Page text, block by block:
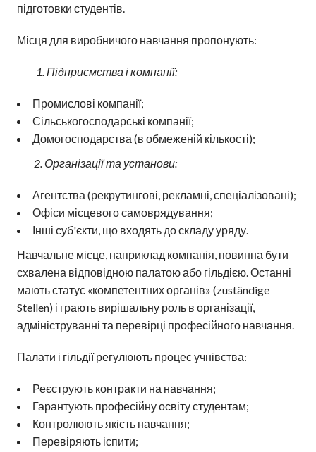
підготовки студентів.
Місця для виробничого навчання пропонують:
1. Підприємства і компанії:
Промислові компанії;
Сільськогосподарські компанії;
Домогосподарства (в обмеженій кількості);
2. Організації та установи:
Агентства (рекрутингові, рекламні, спеціалізовані);
Офіси місцевого самоврядування;
Інші суб'єкти, що входять до складу уряду.
Навчальне місце, наприклад компанія, повинна бути
схвалена відповідною палатою або гільдією. Останні
мають статус «компетентних органів» (zuständige
Stellen) і грають вирішальну роль в організації,
адмініструванні та перевірці професійного навчання.
Палати і гільдії регулюють процес учнівства:
Реєструють контракти на навчання;
Гарантують професійну освіту студентам;
Контролюють якість навчання;
Перевіряють іспити;